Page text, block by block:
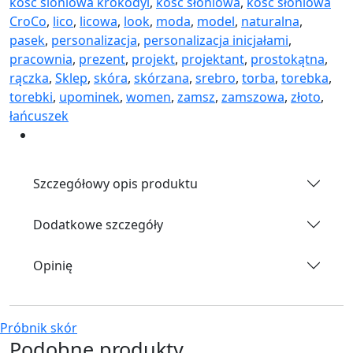
CroCo, lico, licowa, look, moda, model, naturalna,
pasek, personalizacja, personalizacja inicjałami,
pracownia, prezent, projekt, projektant, prostokątna,
rączka, Sklep, skóra, skórzana, srebro, torba, torebka,
torebki, upominek, women, zamsz, zamszowa, złoto,
łańcuszek
Szczegółowy opis produktu
Dodatkowe szczegóły
Opinię
Próbnik skór